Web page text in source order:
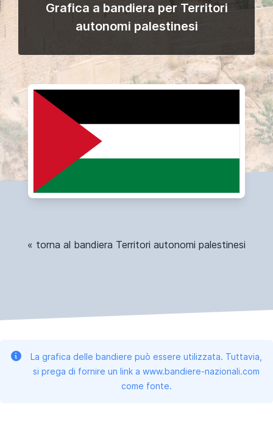
Grafica a bandiera per Territori
autonomi palestinesi
« torna al bandiera Territori autonomi palestinesi
La grafica delle bandiere può essere utilizzata. Tuttavia,
si prega di fornire un link a www.bandiere-nazionali.com
come fonte.